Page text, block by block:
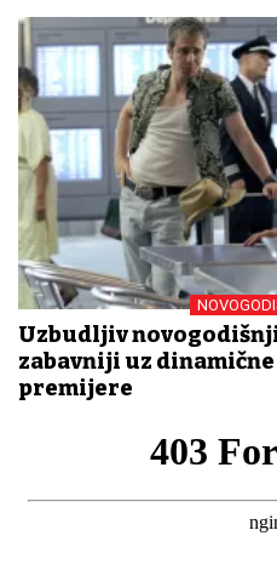
Uzbudljiv
zabavniji uz
premijere